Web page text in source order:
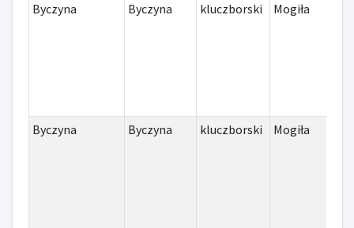
Byczyna Byczyna kluczborski Mogiła
Byczyna Byczyna kluczborski Mogiła